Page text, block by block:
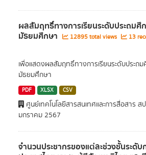
ผลสัมฤทธิ์ทางการเรียนระดับประถมศึ
มัธยมศึกษา 12895 total views 13
เพื่อแสดงผลสัมฤทธิ์ทางการเรียนระดับประถม
มัธยมศึกษา
PDF XLSX CSV
ศูนย์เทคโนโลยีสารสนเทศและการสื่อสาร ส
มกราคม 2567
จำนวนประชากรของแต่ละช่วงชั้นระดั